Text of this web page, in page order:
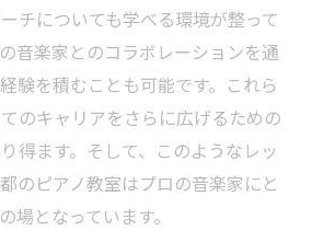
チについても学べる環境が整って
音楽家とのコラボレーションを通
験を積むことも可能です。これら
のキャリアをさらに広げるための
得ます。そして、このようなレッ
のピアノ教室はプロの音楽家にと
場となっています。